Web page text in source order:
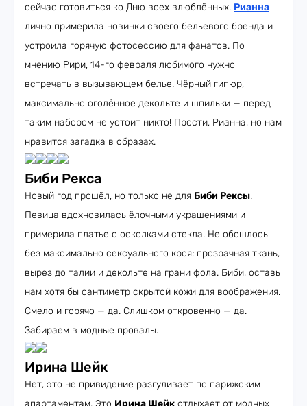
сейчас готовиться ко Дню всех влюблённых. Рианна
лично примерила новинки своего бельевого бренда и
устроила горячую фотосессию для фанатов. По
мнению Рири, 14-го февраля любимого нужно
встречать в вызывающем белье. Чёрный гипюр,
максимально оголённое декольте и шпильки — перед
таким набором не устоит никто! Прости, Рианна, но нам
нравится загадка в образах.
Биби Рекса
Новый год прошёл, но только не для Биби Рексы.
Певица вдохновилась ёлочными украшениями и
примерила платье с осколками стекла. Не обошлось
без максимально сексуального кроя: прозрачная ткань,
вырез до талии и декольте на грани фола. Биби, оставь
нам хотя бы сантиметр скрытой кожи для воображения.
Смело и горячо — да. Слишком откровенно — да.
Забираем в модные провалы.
Ирина Шейк
Нет, это не привидение разгуливает по парижским
апартаментам. Это Ирина Шейк отдыхает от модных